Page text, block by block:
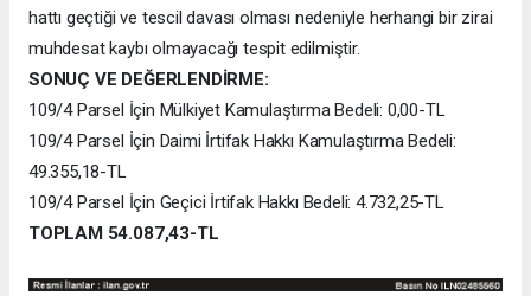
hattı geçtiği ve tescil davası olması nedeniyle herhangi bir zirai
muhdesat kaybı olmayacağı tespit edilmiştir.
SONUÇ VE DEĞERLENDİRME:
109/4 Parsel İçin Mülkiyet Kamulaştırma Bedeli: 0,00-TL
109/4 Parsel İçin Daimi İrtifak Hakkı Kamulaştırma Bedeli:
49.355,18-TL
109/4 Parsel İçin Geçici İrtifak Hakkı Bedeli: 4.732,25-TL
TOPLAM 54.087,43-TL